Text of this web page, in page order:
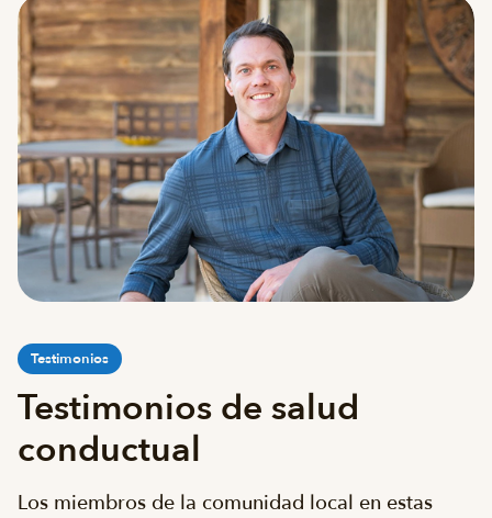
Testimonios
Testimonios de salud
conductual
Los miembros de la comunidad local en estas